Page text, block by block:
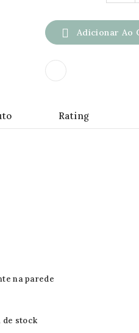
 Adicionar Ao
Rating
na parede
de stock